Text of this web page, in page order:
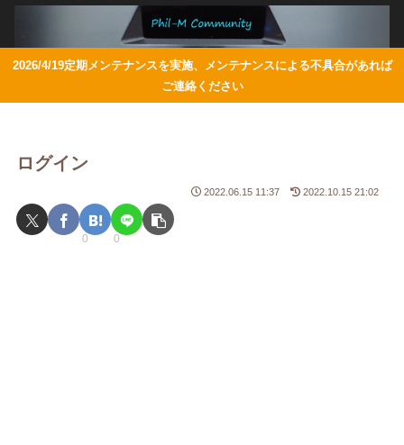
2026/4/19定期メンテナンスを実施、メンテナンスによる不具合があれば
ご連絡ください
ログイン
2022.06.15 11:37 2022.10.15 21:02
0 0